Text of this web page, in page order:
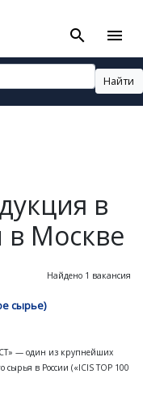
search menu
Найти
в
в Москве
Найдено 1 вакансия
сырье)
— один из крупнейших
в России («ICIS TOP 100